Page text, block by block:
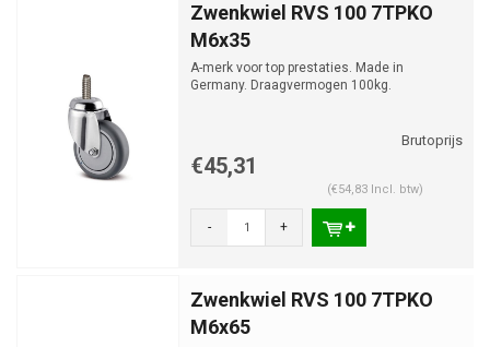
Zwenkwiel RVS 100 7TPKO
M6x35
A-merk voor top prestaties. Made in
Germany. Draagvermogen 100kg.
€45,31
(€54,83 Incl. btw)
- +
Zwenkwiel RVS 100 7TPKO
M6x65